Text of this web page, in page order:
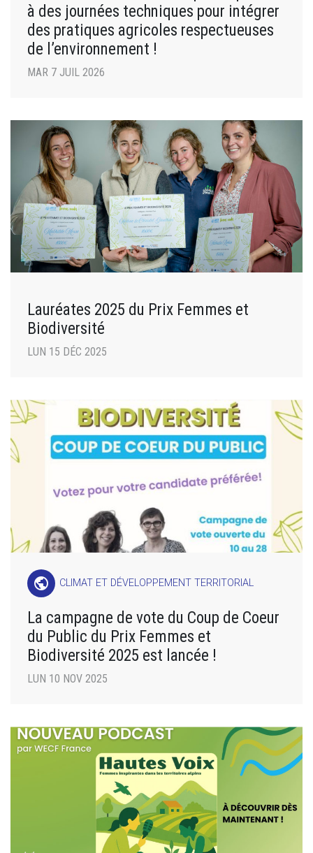
à des journées techniques pour intégrer
des pratiques agricoles respectueuses
de l’environnement !
MAR 7 JUIL 2026
Lauréates 2025 du Prix Femmes et
Biodiversité
LUN 15 DÉC 2025
public CLIMAT ET DÉVELOPPEMENT TERRITORIAL
La campagne de vote du Coup de Coeur
du Public du Prix Femmes et
Biodiversité 2025 est lancée !
LUN 10 NOV 2025